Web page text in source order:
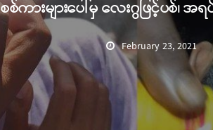
စစ်ကားများပေါ်မှ လေးဂွဖြင့်ပစ်၊ အ
February 23, 2021